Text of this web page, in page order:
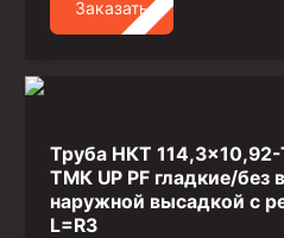
Заказать
Труба НКТ
ТМК UP PF гладкие/без
наружной высадкой с
L=R3